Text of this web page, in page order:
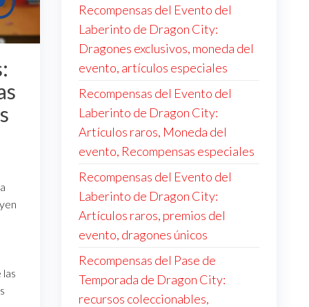
Recompensas del Evento del
Laberinto de Dragon City:
Dragones exclusivos, moneda del
evento, artículos especiales
Recompensas del Evento del
Laberinto de Dragon City:
Artículos raros, Moneda del
evento, Recompensas especiales
Recompensas del Evento del
Laberinto de Dragon City:
Artículos raros, premios del
evento, dragones únicos
Recompensas del Pase de
Temporada de Dragon City:
recursos coleccionables,